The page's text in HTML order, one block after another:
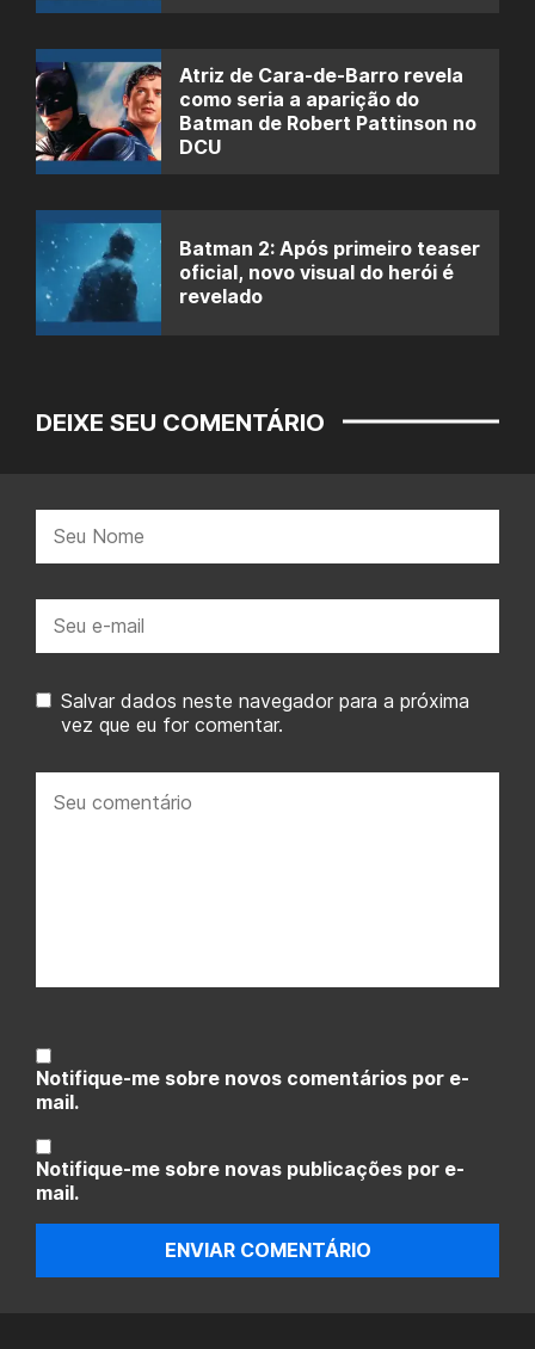
Atriz de Cara-de-Barro revela
como seria a aparição do
Batman de Robert Pattinson no
DCU
Batman 2: Após primeiro teaser
oficial, novo visual do herói é
revelado
DEIXE SEU COMENTÁRIO
mail:
Salvar dados neste navegador para a próxima
vez que eu for comentar.
comentário:
Notifique-me sobre novos comentários por e-
mail.
Notifique-me sobre novas publicações por e-
mail.
ENVIAR COMENTÁRIO